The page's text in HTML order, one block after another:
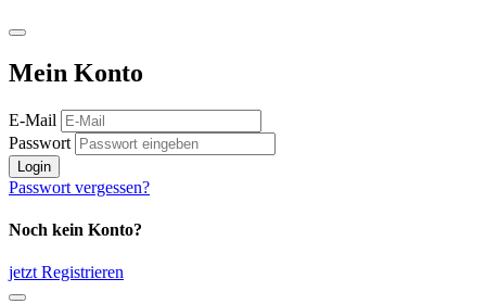
Mein Konto
E-Mail
Passwort
Login
Passwort vergessen?
Noch kein Konto?
jetzt Registrieren